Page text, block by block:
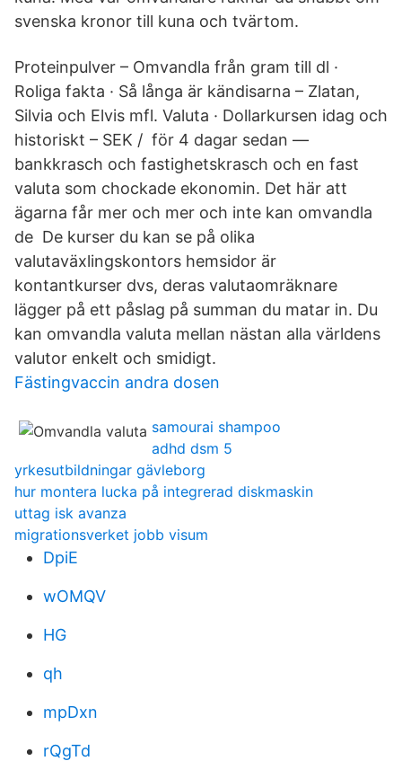
svenska kronor till kuna och tvärtom.
Proteinpulver – Omvandla från gram till dl ·
Roliga fakta · Så långa är kändisarna – Zlatan,
Silvia och Elvis mfl. Valuta · Dollarkursen idag och
historiskt – SEK / för 4 dagar sedan —
bankkrasch och fastighetskrasch och en fast
valuta som chockade ekonomin. Det här att
ägarna får mer och mer och inte kan omvandla
de De kurser du kan se på olika
valutaväxlingskontors hemsidor är
kontantkurser dvs, deras valutaomräknare
lägger på ett påslag på summan du matar in. Du
kan omvandla valuta mellan nästan alla världens
valutor enkelt och smidigt.
Fästingvaccin andra dosen
samourai shampoo
adhd dsm 5
yrkesutbildningar gävleborg
hur montera lucka på integrerad diskmaskin
uttag isk avanza
migrationsverket jobb visum
DpiE
wOMQV
HG
qh
mpDxn
rQgTd